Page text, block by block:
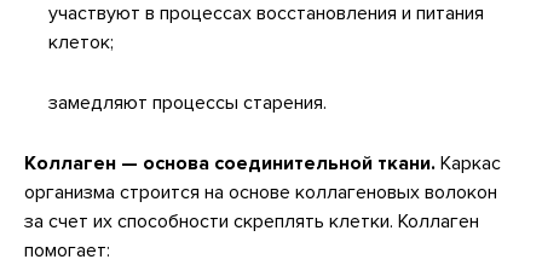
участвуют в процессах восстановления и питания
клеток;
замедляют процессы старения.
Коллаген — основа соединительной ткани. Каркас
организма строится на основе коллагеновых волокон
за счет их способности скреплять клетки. Коллаген
помогает: